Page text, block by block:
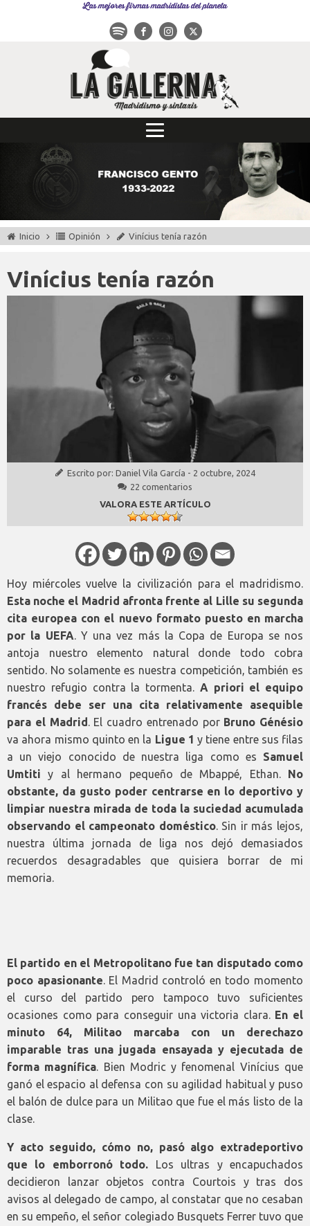
Las mejores firmas madridistas del planeta
Inicio Opinión Vinícius tenía razón
Vinícius tenía razón
Escrito por: Daniel Vila García - 2 octubre, 2024
22 comentarios
VALORA ESTE ARTÍCULO
Hoy miércoles vuelve la civilización para el madridismo.
Esta noche el Madrid afronta frente al Lille su segunda
cita europea con el nuevo formato puesto en marcha
por la UEFA. Y una vez más la Copa de Europa se nos
antoja nuestro elemento natural donde todo cobra
sentido. No solamente es nuestra competición, también es
nuestro refugio contra la tormenta. A priori el equipo
francés debe ser una cita relativamente asequible
para el Madrid . El cuadro entrenado por Bruno Génésio
va ahora mismo quinto en la Ligue 1 y tiene entre sus filas
a un viejo conocido de nuestra liga como es Samuel
Umtiti y al hermano pequeño de Mbappé, Ethan.
No
obstante, da gusto poder centrarse en lo deportivo y
limpiar nuestra mirada de toda la suciedad acumulada
observando el campeonato doméstico. Sin ir más lejos,
nuestra última jornada de liga nos dejó demasiados
recuerdos desagradables que quisiera borrar de mi
memoria.
El partido en el Metropolitano fue tan disputado como
poco apasionante. El Madrid controló en todo momento
el curso del partido pero tampoco tuvo suficientes
ocasiones como para conseguir una victoria clara.En el
minuto 64, Militao marcaba con un derechazo
imparable tras una jugada ensayada y ejecutada de
forma magnífica. Bien Modric y fenomenal Vinícius que
ganó el espacio al defensa con su agilidad habitual y puso
el balón de dulce para un Militao que fue el más listo de la
clase.
Y acto seguido, cómo no, pasó algo extradeportivo
que lo emborronó todo. Los ultras y encapuchados
decidieron lanzar objetos contra Courtois y tras dos
avisos al delegado de campo, al constatar que no cesaban
en su empeño, el señor colegiado Busquets Ferrer tuvo que